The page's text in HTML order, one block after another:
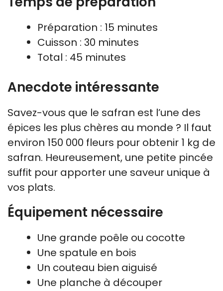
Préparation : 15 minutes
Cuisson : 30 minutes
Total : 45 minutes
Anecdote intéressante
Savez-vous que le safran est l’une des
épices les plus chères au monde ? Il faut
environ 150 000 fleurs pour obtenir 1 kg de
safran. Heureusement, une petite pincée
suffit pour apporter une saveur unique à
vos plats.
Équipement nécessaire
Une grande poêle ou cocotte
Une spatule en bois
Un couteau bien aiguisé
Une planche à découper